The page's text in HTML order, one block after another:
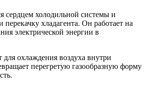
сердцем холодильной системы и
перекачку хладагента. Он работает на
электрической энергии в
для охлаждения воздуха внутри
перегретую газообразную форму